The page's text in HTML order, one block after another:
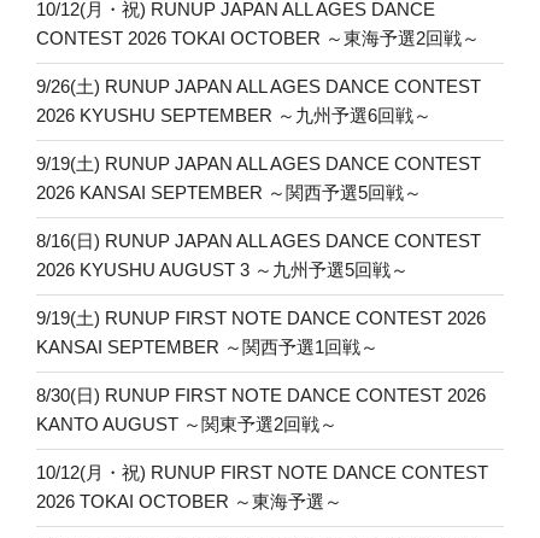
10/12(月・祝) RUNUP JAPAN ALL AGES DANCE
CONTEST 2026 TOKAI OCTOBER ～東海予選2回戦～
9/26(土) RUNUP JAPAN ALL AGES DANCE CONTEST
2026 KYUSHU SEPTEMBER ～九州予選6回戦～
9/19(土) RUNUP JAPAN ALL AGES DANCE CONTEST
2026 KANSAI SEPTEMBER ～関西予選5回戦～
8/16(日) RUNUP JAPAN ALL AGES DANCE CONTEST
2026 KYUSHU AUGUST 3 ～九州予選5回戦～
9/19(土) RUNUP FIRST NOTE DANCE CONTEST 2026
KANSAI SEPTEMBER ～関西予選1回戦～
8/30(日) RUNUP FIRST NOTE DANCE CONTEST 2026
KANTO AUGUST ～関東予選2回戦～
10/12(月・祝) RUNUP FIRST NOTE DANCE CONTEST
2026 TOKAI OCTOBER ～東海予選～